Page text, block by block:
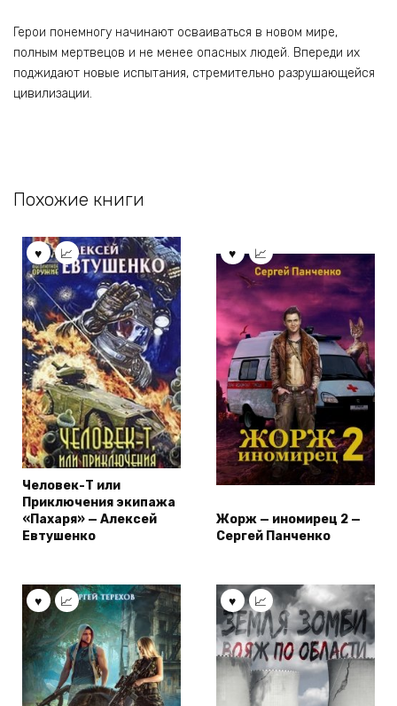
Герои понемногу начинают осваиваться в новом мире,
полным мертвецов и не менее опасных людей. Впереди их
поджидают новые испытания, стремительно разрушающейся
цивилизации.
Похожие книги
Человек-Т или
Приключения экипажа
«Пахаря» — Алексей
Евтушенко
Жорж — иномирец 2 —
Сергей Панченко